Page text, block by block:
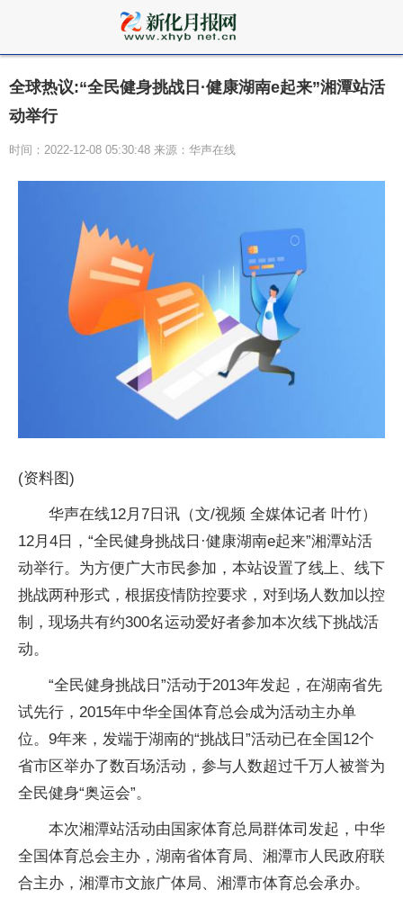
全球热议:“全民健身挑战日·健康湖南e起来”湘潭站活
动举行
时间：2022-12-08 05:30:48 来源：华声在线
(资料图)
华声在线12月7日讯（文/视频 全媒体记者 叶竹）
12月4日，“全民健身挑战日·健康湖南e起来”湘潭站活
动举行。为方便广大市民参加，本站设置了线上、线下
挑战两种形式，根据疫情防控要求，对到场人数加以控
制，现场共有约300名运动爱好者参加本次线下挑战活
动。
“全民健身挑战日”活动于2013年发起，在湖南省先
试先行，2015年中华全国体育总会成为活动主办单
位。9年来，发端于湖南的“挑战日”活动已在全国12个
省市区举办了数百场活动，参与人数超过千万人被誉为
全民健身“奥运会”。
本次湘潭站活动由国家体育总局群体司发起，中华
全国体育总会主办，湖南省体育局、湘潭市人民政府联
合主办，湘潭市文旅广体局、湘潭市体育总会承办。